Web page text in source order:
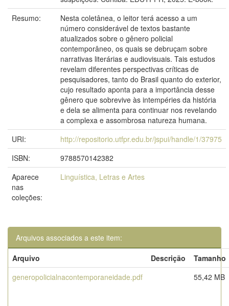
Resumo:
Nesta coletânea, o leitor terá acesso a um
número considerável de textos bastante
atualizados sobre o gênero policial
contemporâneo, os quais se debruçam sobre
narrativas literárias e audiovisuais. Tais estudos
revelam diferentes perspectivas críticas de
pesquisadores, tanto do Brasil quanto do exterior,
cujo resultado aponta para a importância desse
gênero que sobrevive às intempéries da história
e dela se alimenta para continuar nos revelando
a complexa e assombrosa natureza humana.
URI:
http://repositorio.utfpr.edu.br/jspui/handle/1/37975
ISBN:
9788570142382
Aparece
nas
coleções:
Linguística, Letras e Artes
Arquivos associados a este item:
Arquivo
Descrição
Tamanho
generopolicialnacontemporaneidade.pdf
55,42 MB